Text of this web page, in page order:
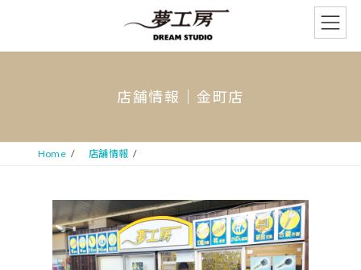
ン
ー
店舗情報│金町店
Home 店舗情報